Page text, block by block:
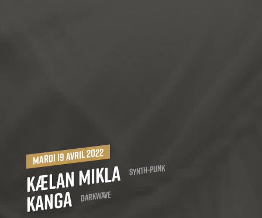
mardi 19 avril 2022
Kælan Mikla Synth-Punk
Kanga Darkwave